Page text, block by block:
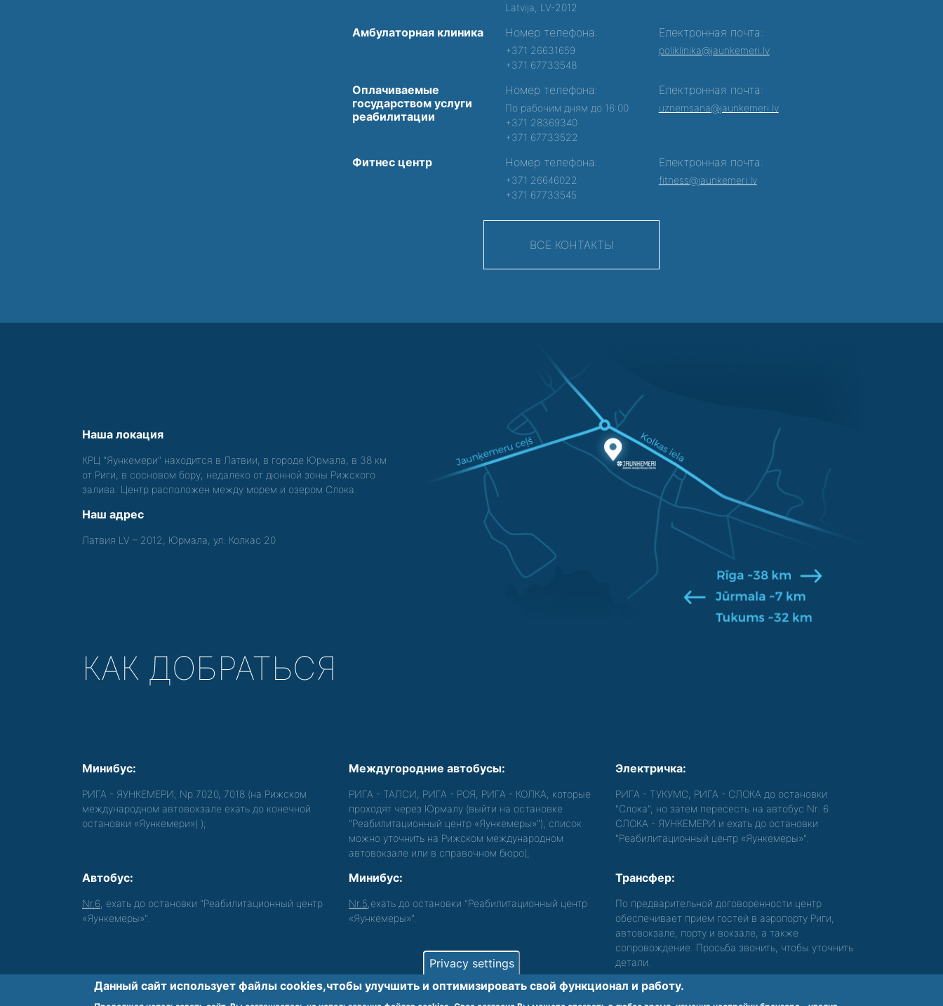
Latvija, LV-2012
Амбулаторная клиника Номер телефона:
+371 26631659
+371 67733548
Електронная почта:
poliklinika@jaunkemeri.lv
Оплачиваемые
государством услуги
реабилитации
Номер телефона:
По рабочим дням до 16:00
+371 28369340
+371 67733522
Електронная почта:
uznemsana@jaunkemeri.lv
Фитнес центр Номер телефона:
+371 26646022
+371 67733545
Електронная почта:
fitness@jaunkemeri.lv
ВСЕ КОНТАКТЫ
Наша локация
КРЦ "Яункемери" находится в Латвии, в городе Юрмала, в 38 км
от Риги, в сосновом бору, недалеко от дюнной зоны Рижского
залива. Центр расположен между морем и озером Слока.
Наш адрес
Латвия LV – 2012, Юрмала, ул. Колкас 20
КАК ДОБРАТЬСЯ
Минибус:
РИГА - ЯУНКЕМЕРИ, Nр.7020, 7018 (на Рижском
международном автовокзале ехать до конечной
остановки «Яункемери») );
Междугородние автобусы:
РИГА - ТАЛСИ, РИГА - РОЯ, РИГА - КОЛКА, которые
проходят через Юрмалу (выйти на остановке
"Реабилитационный центр «Яункемеры»"), список
можно уточнить на Рижском международном
автовокзале или в справочном бюро);
Электричка:
РИГА - ТУКУМС, РИГА - СЛОКА до остановки
"Слока", но затем пересесть на автобус Nr. 6
СЛОКА - ЯУНКЕМЕРИ и ехать до остановки
"Реабилитационный центр «Яункемеры»".
Автобус:
Nr.6 , ехать до остановки "Реабилитационный центр
«Яункемеры»".
Минибус:
Nr.5 ,ехать до остановки "Реабилитационный центр
«Яункемеры»".
Трансфер:
По предварительной договоренности центр
обеспечивает прием гостей в аэропорту Риги,
автовокзале, порту и вокзале, а также
сопровождение. Просьба звонить, чтобы уточнить
детали.
Обеспечиваем доступность среды для лиц с функциональными нарушениями.
Privacy settings
Данный сайт использует файлы cookies,чтобы улучшить и оптимизировать cвой функционал и работу.